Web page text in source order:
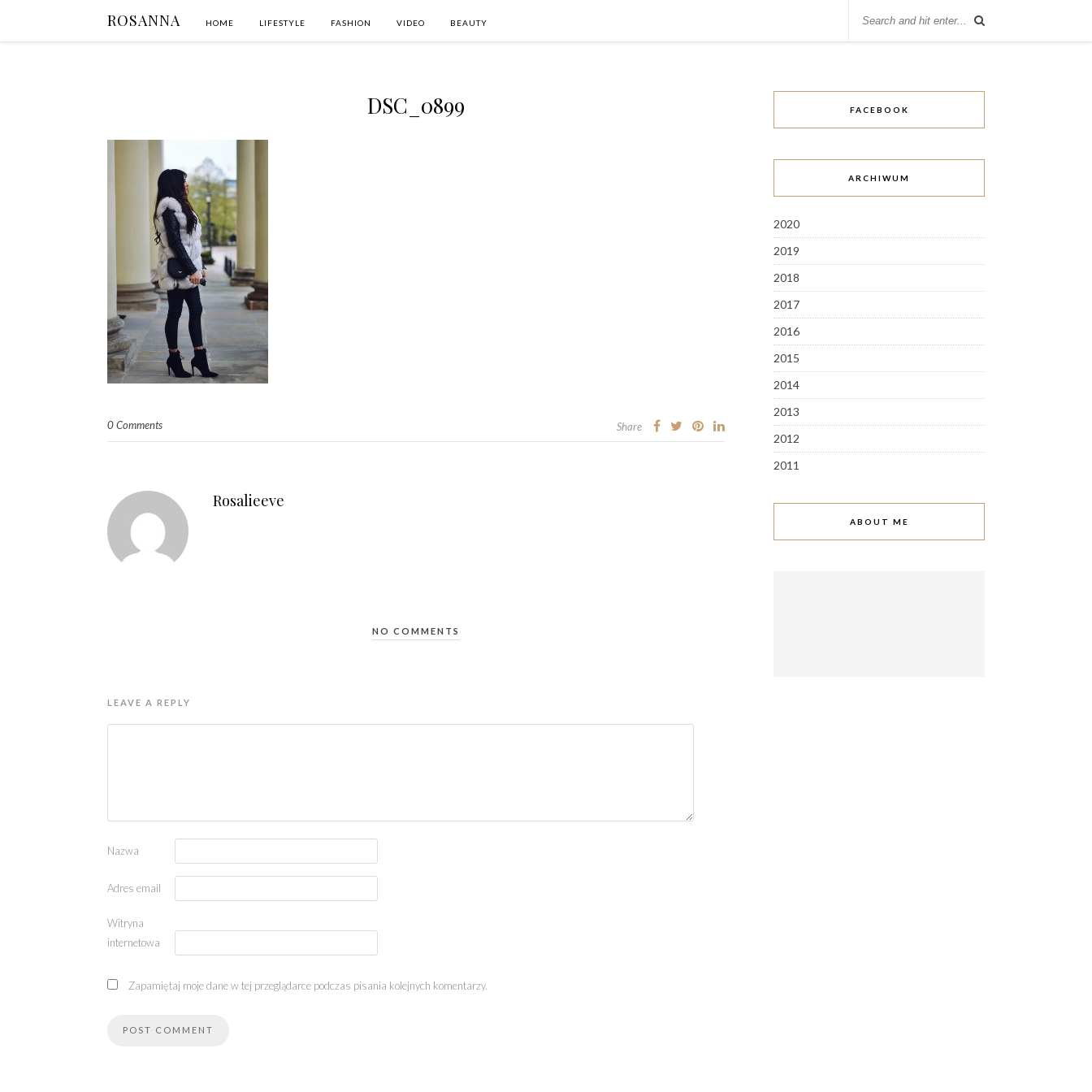
ROSANNA HOME LIFESTYLE FASHION VIDEO BEAUTY
DSC_0899
0 Comments Share
Rosalieeve
NO COMMENTS
LEAVE A REPLY
Nazwa
Adres email
Witryna
internetowa
Zapamiętaj moje dane w tej przeglądarce podczas pisania kolejnych komentarzy.
FACEBOOK
ARCHIWUM
2020
2019
2018
2017
2016
2015
2014
2013
2012
2011
ABOUT ME